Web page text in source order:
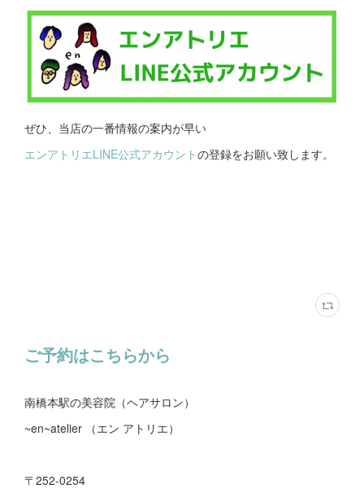
ぜひ、当店の一番情報の案内が早い
エンアトリエLINE公式アカウントの登録をお願い致します。
ご予約はこちらから
南橋本駅の美容院（ヘアサロン）
~en~atelier （エン アトリエ）
〒252-0254